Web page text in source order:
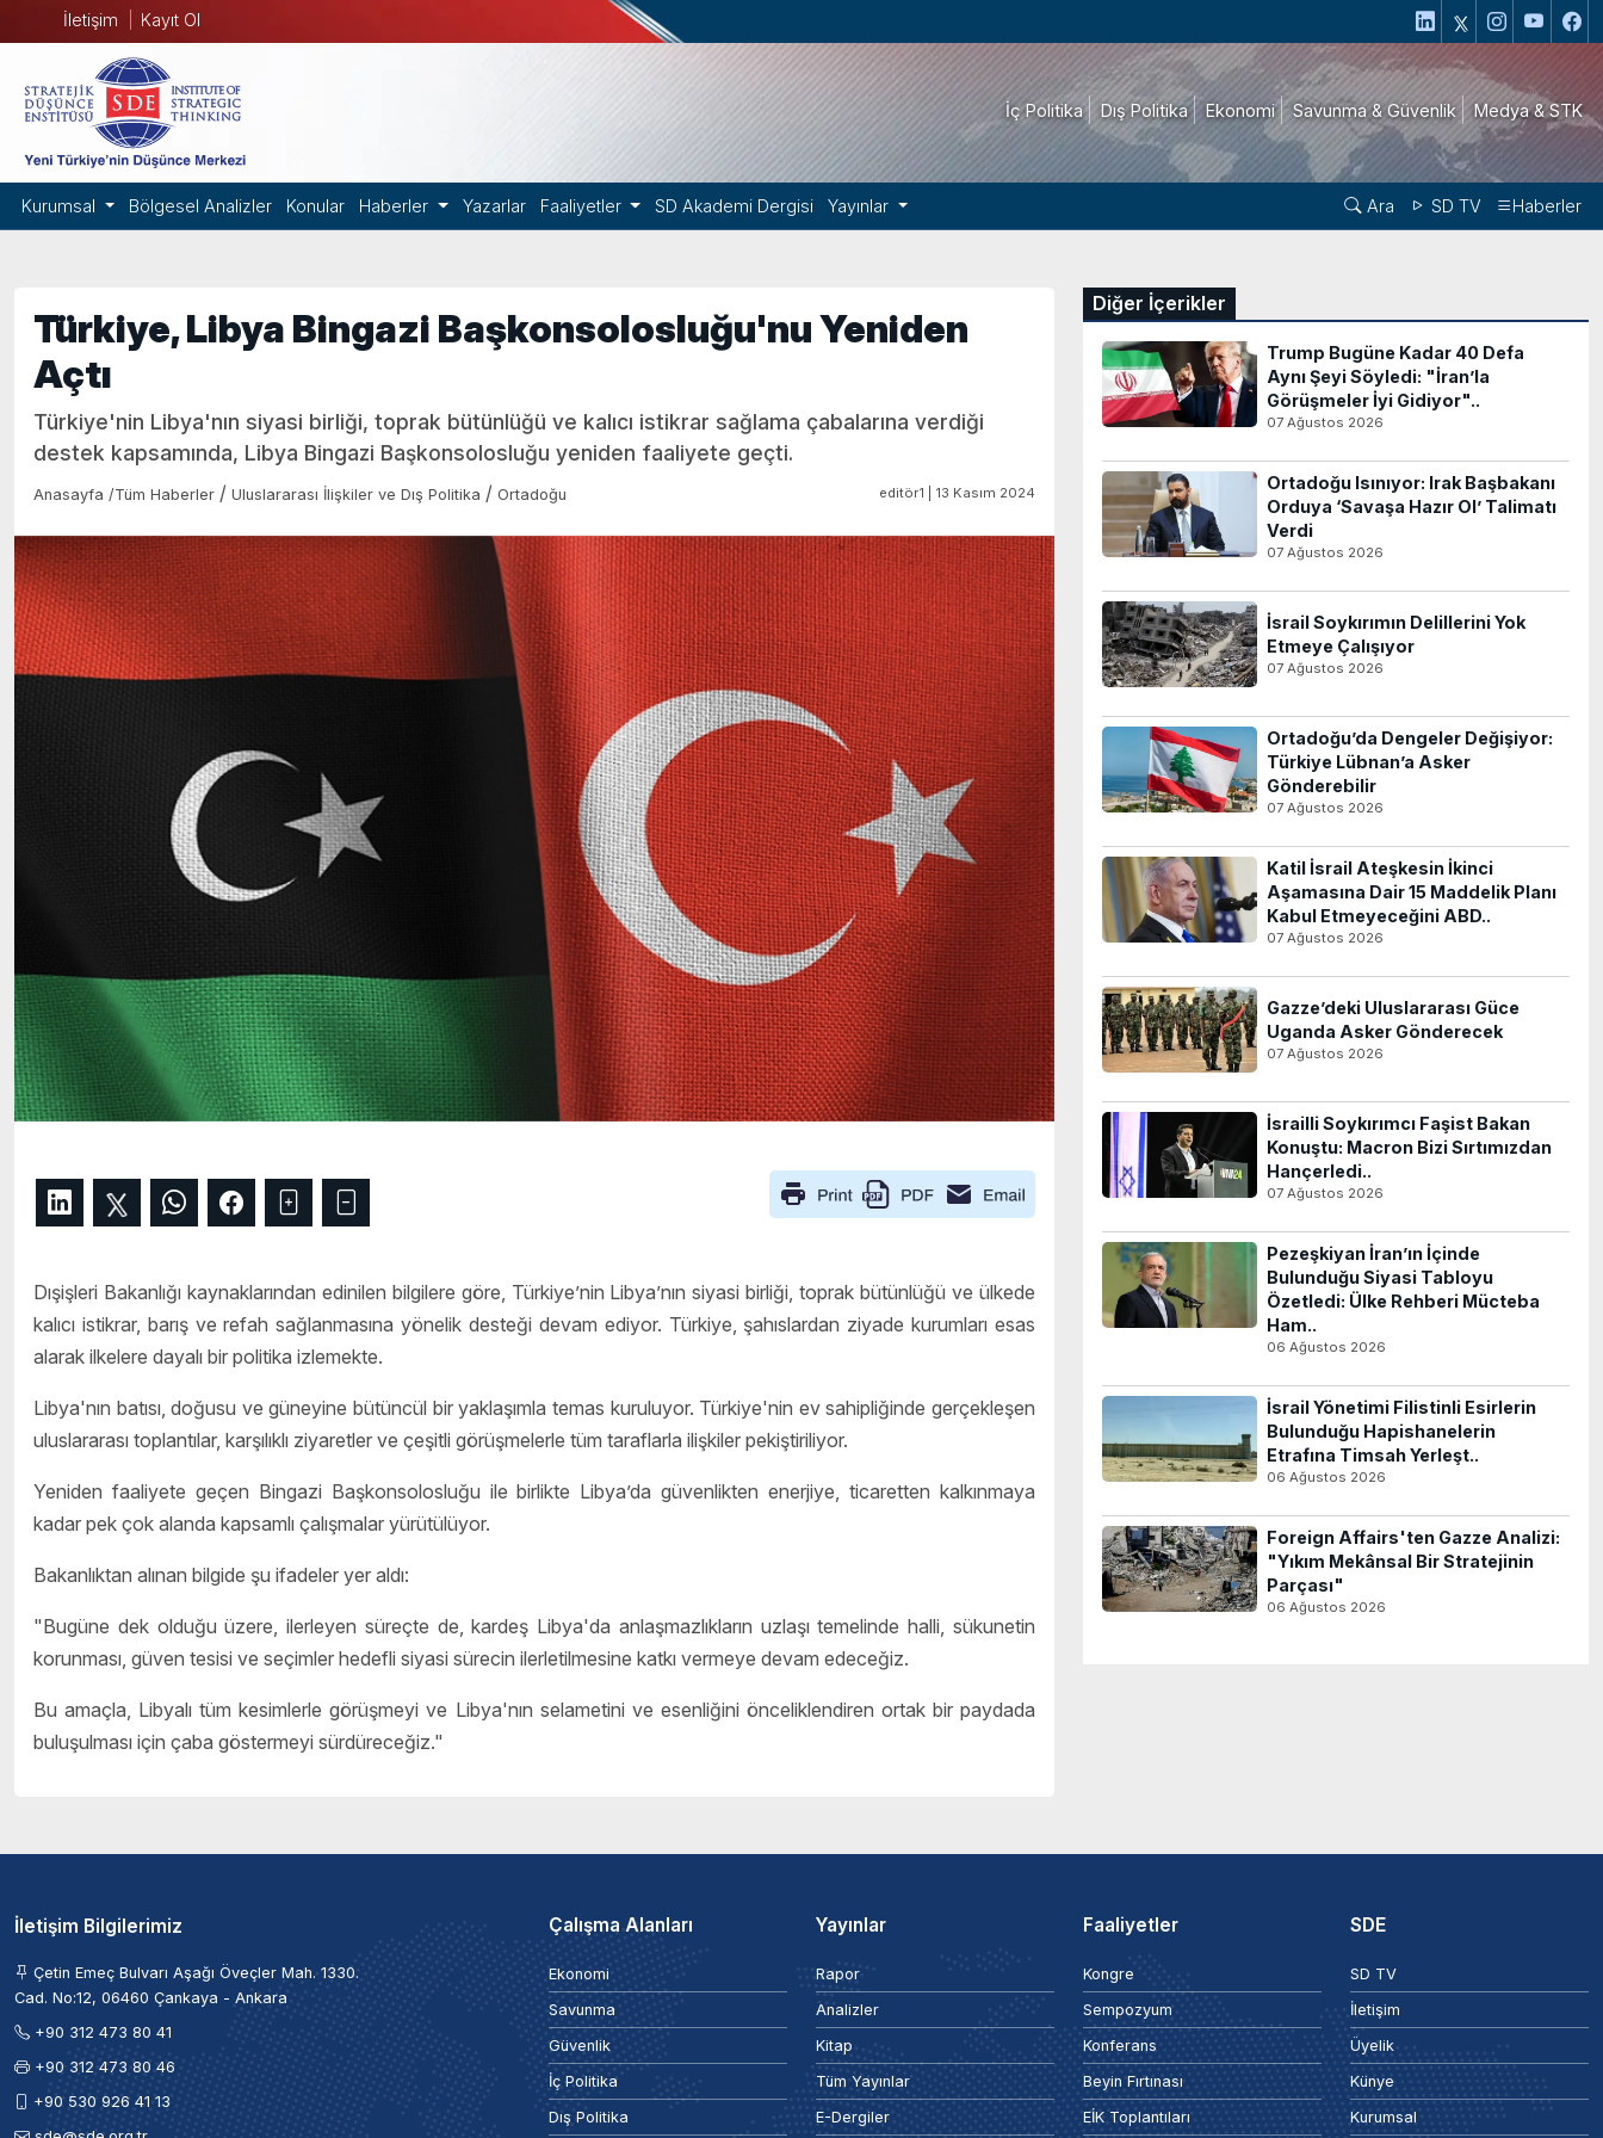
İletişim Kayıt Ol
İç Politika Dış Politika Ekonomi Savunma & Güvenlik Medya & STK
Kurumsal Bölgesel Analizler Konular Haberler Yazarlar Faaliyetler SD Akademi Dergisi Yayınlar Ara SD TV Haberler
Türkiye, Libya Bingazi Başkonsolosluğu'nu Yeniden
Açtı
Türkiye'nin Libya'nın siyasi birliği, toprak bütünlüğü ve kalıcı istikrar sağlama çabalarına verdiği
destek kapsamında, Libya Bingazi Başkonsolosluğu yeniden faaliyete geçti.
Anasayfa /Tüm Haberler / Uluslararası İlişkiler ve Dış Politika / Ortadoğu editör1 | 13 Kasım 2024
Dışişleri Bakanlığı kaynaklarından edinilen bilgilere göre, Türkiye’nin Libya’nın siyasi birliği, toprak bütünlüğü ve ülkede
kalıcı istikrar, barış ve refah sağlanmasına yönelik desteği devam ediyor. Türkiye, şahıslardan ziyade kurumları esas
alarak ilkelere dayalı bir politika izlemekte.
Libya'nın batısı, doğusu ve güneyine bütüncül bir yaklaşımla temas kuruluyor. Türkiye'nin ev sahipliğinde gerçekleşen
uluslararası toplantılar, karşılıklı ziyaretler ve çeşitli görüşmelerle tüm taraflarla ilişkiler pekiştiriliyor.
Yeniden faaliyete geçen Bingazi Başkonsolosluğu ile birlikte Libya’da güvenlikten enerjiye, ticaretten kalkınmaya
kadar pek çok alanda kapsamlı çalışmalar yürütülüyor.
Bakanlıktan alınan bilgide şu ifadeler yer aldı:
"Bugüne dek olduğu üzere, ilerleyen süreçte de, kardeş Libya'da anlaşmazlıkların uzlaşı temelinde halli, sükunetin
korunması, güven tesisi ve seçimler hedefli siyasi sürecin ilerletilmesine katkı vermeye devam edeceğiz.
Bu amaçla, Libyalı tüm kesimlerle görüşmeyi ve Libya'nın selametini ve esenliğini önceliklendiren ortak bir paydada
buluşulması için çaba göstermeyi sürdüreceğiz."
Diğer İçerikler
Trump Bugüne Kadar 40 Defa
Aynı Şeyi Söyledi: "İran’la
Görüşmeler İyi Gidiyor"..
07 Ağustos 2026
Ortadoğu Isınıyor: Irak Başbakanı
Orduya ‘Savaşa Hazır Ol’ Talimatı
Verdi
07 Ağustos 2026
İsrail Soykırımın Delillerini Yok
Etmeye Çalışıyor
07 Ağustos 2026
Ortadoğu’da Dengeler Değişiyor:
Türkiye Lübnan’a Asker
Gönderebilir
07 Ağustos 2026
Katil İsrail Ateşkesin İkinci
Aşamasına Dair 15 Maddelik Planı
Kabul Etmeyeceğini ABD..
07 Ağustos 2026
Gazze’deki Uluslararası Güce
Uganda Asker Gönderecek
07 Ağustos 2026
İsrailli Soykırımcı Faşist Bakan
Konuştu: Macron Bizi Sırtımızdan
Hançerledi..
07 Ağustos 2026
Pezeşkiyan İran’ın İçinde
Bulunduğu Siyasi Tabloyu
Özetledi: Ülke Rehberi Mücteba
Ham..
06 Ağustos 2026
İsrail Yönetimi Filistinli Esirlerin
Bulunduğu Hapishanelerin
Etrafına Timsah Yerleşt..
06 Ağustos 2026
Foreign Affairs'ten Gazze Analizi:
"Yıkım Mekânsal Bir Stratejinin
Parçası"
06 Ağustos 2026
İletişim Bilgilerimiz
Çetin Emeç Bulvarı Aşağı Öveçler Mah. 1330.
Cad. No:12, 06460 Çankaya - Ankara
+90 312 473 80 41
+90 312 473 80 46
+90 530 926 41 13
Çalışma Alanları
Ekonomi
Savunma
Güvenlik
İç Politika
Dış Politika
Yayınlar
Rapor
Analizler
Kitap
Tüm Yayınlar
E-Dergiler
Faaliyetler
Kongre
Sempozyum
Konferans
Beyin Fırtınası
EİK Toplantıları
SDE
SD TV
İletişim
Üyelik
Künye
Kurumsal